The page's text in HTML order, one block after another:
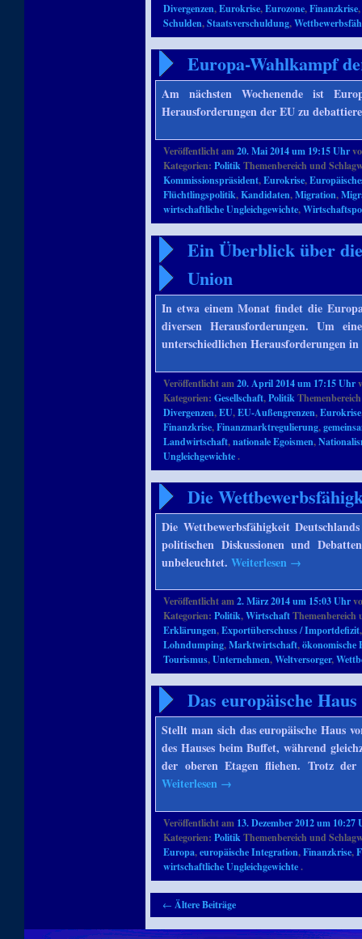
Divergenzen,Eurokrise,Eurozone,Finanzkrise
Schulden,Staatsverschuldung,
Europa-Wahlkampf
Am nächsten Wochenende ist
Herausforderungen der EU zu
Veröffentlicht am20. Mai 2014 um 19:15 Uhr
Kategorien:PolitikThemenbereich und
Kommissionspräsident,Eurokrise,
Flüchtlingspolitik,Kandidaten,Migration,
wirtschaftliche Ungleichgewichte,
Ein Überblick über
Union
In etwa einem Monat findet die
diversen Herausforderungen. Um
unterschiedlichen Herausforderungen
Veröffentlicht am20. April 2014 um 17:15 Uhr
Kategorien:Gesellschaft,Politik
Divergenzen,EU,EU-Außengrenzen,Eurokrise
Finanzkrise,Finanzmarktregulierung,
Landwirtschaft,nationale Egoismen,
Ungleichgewichte.
Die
Die Wettbewerbsfähigkeit
politischen Diskussionen und
unbeleuchtet.Weiterlesen →
Veröffentlicht am2. März 2014 um 15:03 Uhr
Kategorien:Politik,Wirtschaft
Erklärungen,Exportüberschuss / Importdefizit
Lohndumping,Marktwirtschaft,ökonomische
Tourismus,Unternehmen,Weltversorger,
Das europäische
Stellt man sich das europäische Haus
des Hauses beim Buffet, während
der oberen Etagen fliehen. Trotz der
Weiterlesen →
Veröffentlicht am 13. Dezember 2012 um 10:27
Kategorien:PolitikThemenbereich und
Europa,europäische Integration,Finanzkrise,
wirtschaftliche Ungleichgewichte.
Artikelnavigation
← Ältere Beiträge